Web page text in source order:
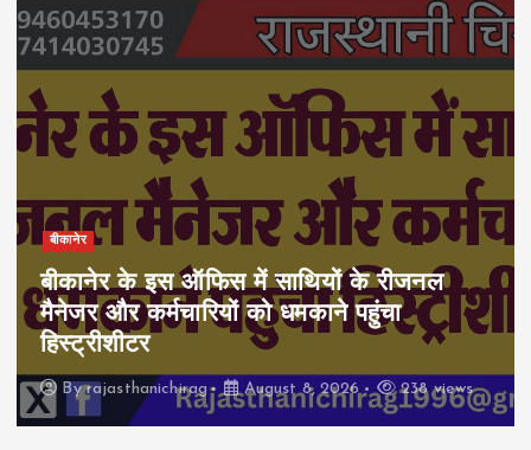
बीकानेर
बीकानेर के इस ऑफिस में साथियों के रीजनल
मैनेजर और कर्मचारियों को धमकाने पहुंचा
हिस्ट्रीशीटर
Byrajasthanichirag August 8, 2026 238 views